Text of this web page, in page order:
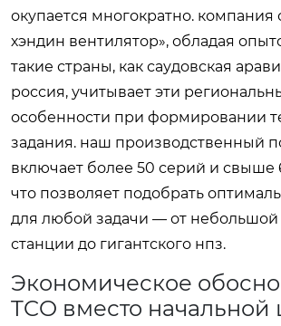
окупается многократно. компания
хэндин вентилятор», обладая
такие страны, как саудовская
россия, учитывает эти
особенности при формировании
задания. наш производственный
включает более 50 серий и свыше
что позволяет подобрать
для любой задачи — от небольшой
станции до гигантского нпз.
Экономическое
TCO вместо начальной